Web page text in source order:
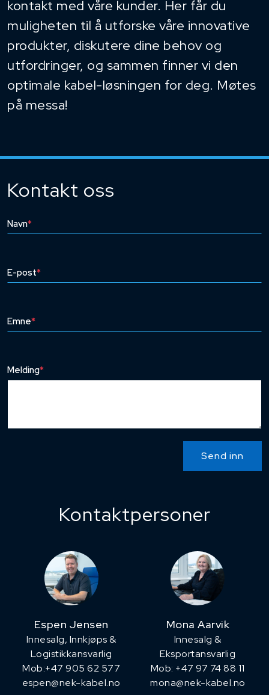
kontakt med våre kunder. Her får du
muligheten til å utforske våre innovative
produkter, diskutere dine behov og
utfordringer, og sammen finner vi den
optimale kabel-løsningen for deg. Møtes
på messa!
Kontakt oss
Navn*
E-post*
Emne*
Melding*
Send inn
Kontaktpersoner
Espen Jensen
Innesalg, ​Innkjøps &
Logistikkansvarlig
Mob:+47 905 62 577
espen@nek-kabel.no
Mona Aarvik
Innesalg &
Eksportansvarlig
Mob: +47 97 74 88 11
mona@nek-kabel.no